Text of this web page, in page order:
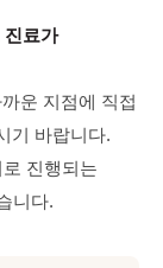
진료가
운 지점에 직접
기 바랍니다.
진행되는
니다.